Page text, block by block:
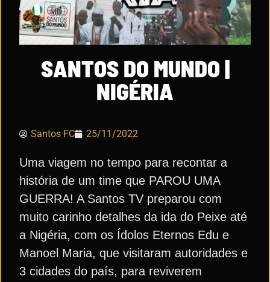
SANTOS DO MUNDO |
NIGÉRIA
Santos FC 25/11/2022
Uma viagem no tempo para recontar a
história de um time que PAROU UMA
GUERRA! A Santos TV preparou com
muito carinho detalhes da ida do Peixe até
a Nigéria, com os Ídolos Eternos Edu e
Manoel Maria, que visitaram autoridades e
3 cidades do país, para reviverem